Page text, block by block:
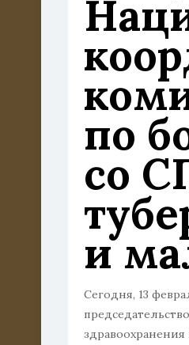
по
со
и
Сегодня, 13